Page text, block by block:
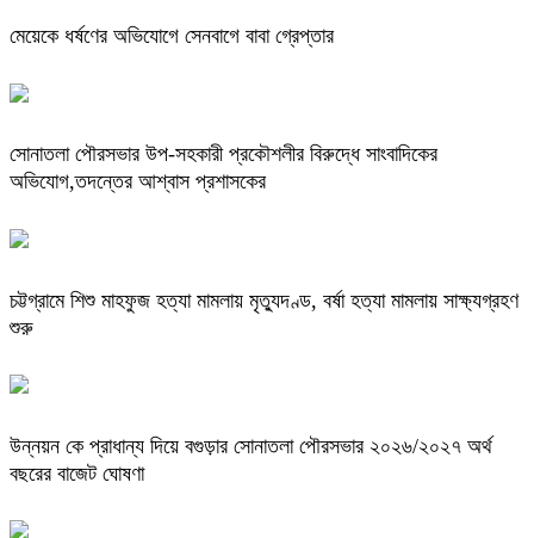
মেয়েকে ধর্ষণের অভিযোগে সেনবাগে বাবা গ্রেপ্তার
সোনাতলা পৌরসভার উপ-সহকারী প্রকৌশলীর বিরুদ্ধে সাংবাদিকের
অভিযোগ,তদন্তের আশ্বাস প্রশাসকের
চট্টগ্রামে শিশু মাহফুজ হত্যা মামলায় মৃত্যুদণ্ড, বর্ষা হত্যা মামলায় সাক্ষ্যগ্রহণ
শুরু
উন্নয়ন কে প্রাধান্য দিয়ে বগুড়ার সোনাতলা পৌরসভার ২০২৬/২০২৭ অর্থ
বছরের বাজেট ঘোষণা